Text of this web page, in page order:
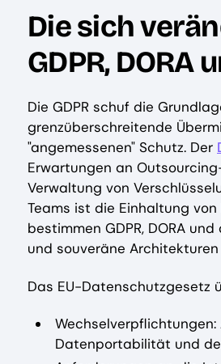
Die sich
GDPR,
Die GDPR schuf die
grenzüberschreitende
"angemessenen" Schutz. Der
Erwartungen an
Verwaltung von
Teams ist die Einhaltung
bestimmen GDPR, DORA
und souveräne
Das EU-Datenschutzgesetz
Datenportabilität und